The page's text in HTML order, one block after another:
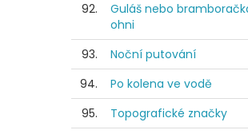
92.
Guláš nebo
ohni
93.
Noční putování
94.
Po kolena ve vodě
95.
Topografické značky